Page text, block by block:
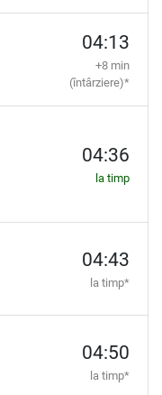
04:13
+8 min
(întârziere)*
04:36
la timp
04:43
la timp*
04:50
la timp*